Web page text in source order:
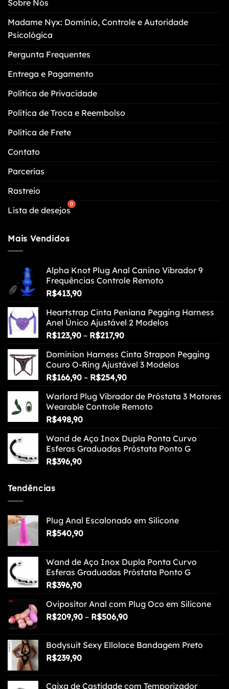
ser
na
página
produto
Sobre Nós
Madame Nyx: Domínio, Controle e Autoridade
Psicológica
Pergunta Frequentes
Entrega e Pagamento
Política de Privacidade
Política de Troca e Reembolso
Política de Frete
Contato
Parcerias
Rastreio
Lista de desejos
Mais Vendidos
Alpha Knot Plug Anal Canino Vibrador 9
Frequências Controle Remoto
R$413,90
Heartstrap Cinta Peniana Pegging Harness
Anel Único Ajustável 2 Modelos
R$123,90 – R$217,90Faixa
preço:
R$123,90
através
Dominion Harness Cinta Strapon Pegging
Couro O-Ring Ajustável 3 Modelos
R$166,90 – R$254,90Faixa
preço:
R$166,90
Warlord Plug Vibrador de Próstata 3 Motores
Wearable Controle Remoto
R$498,90
Wand de Aço Inox Dupla Ponta Curvo
Esferas Graduadas Próstata Ponto G
R$396,90
Tendências
Plug Anal Escalonado em Silicone
R$540,90
Wand de Aço Inox Dupla Ponta Curvo
Esferas Graduadas Próstata Ponto G
R$396,90
Ovipositor Anal com Plug Oco em Silicone
R$209,90 – R$506,90Faixa
R$209,90
Bodysuit Sexy Ellolace Bandagem Preto
R$239,90
Caixa de Castidade com Temporizador